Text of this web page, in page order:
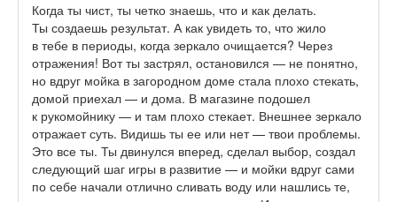
Когда ты чист, ты четко знаешь, что и как делать.
Ты создаешь результат. А как увидеть то, что жило
в тебе в периоды, когда зеркало очищается? Через
отражения! Вот ты застрял, остановился — не понятно,
но вдруг мойка в загородном доме стала плохо стекать,
домой приехал — и дома. В магазине подошел
к рукомойнику — и там плохо стекает. Внешнее зеркало
отражает суть. Видишь ты ее или нет — твои проблемы.
Это все ты. Ты двинулся вперед, сделал выбор, создал
следующий шаг игры в развитие — и мойки вдруг сами
по себе начали отлично сливать воду или нашлись те,